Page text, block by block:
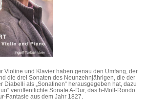
Violine und Klavier haben genau den Umfang, der
die drei Sonaten des Neunzehnjährigen, die der
Diabelli als „Sonatinen“ herausgegeben hat, dazu
veröffentlichte Sonate A-Dur, das h-Moll-Rondo
Fantasie aus dem Jahr 1827.